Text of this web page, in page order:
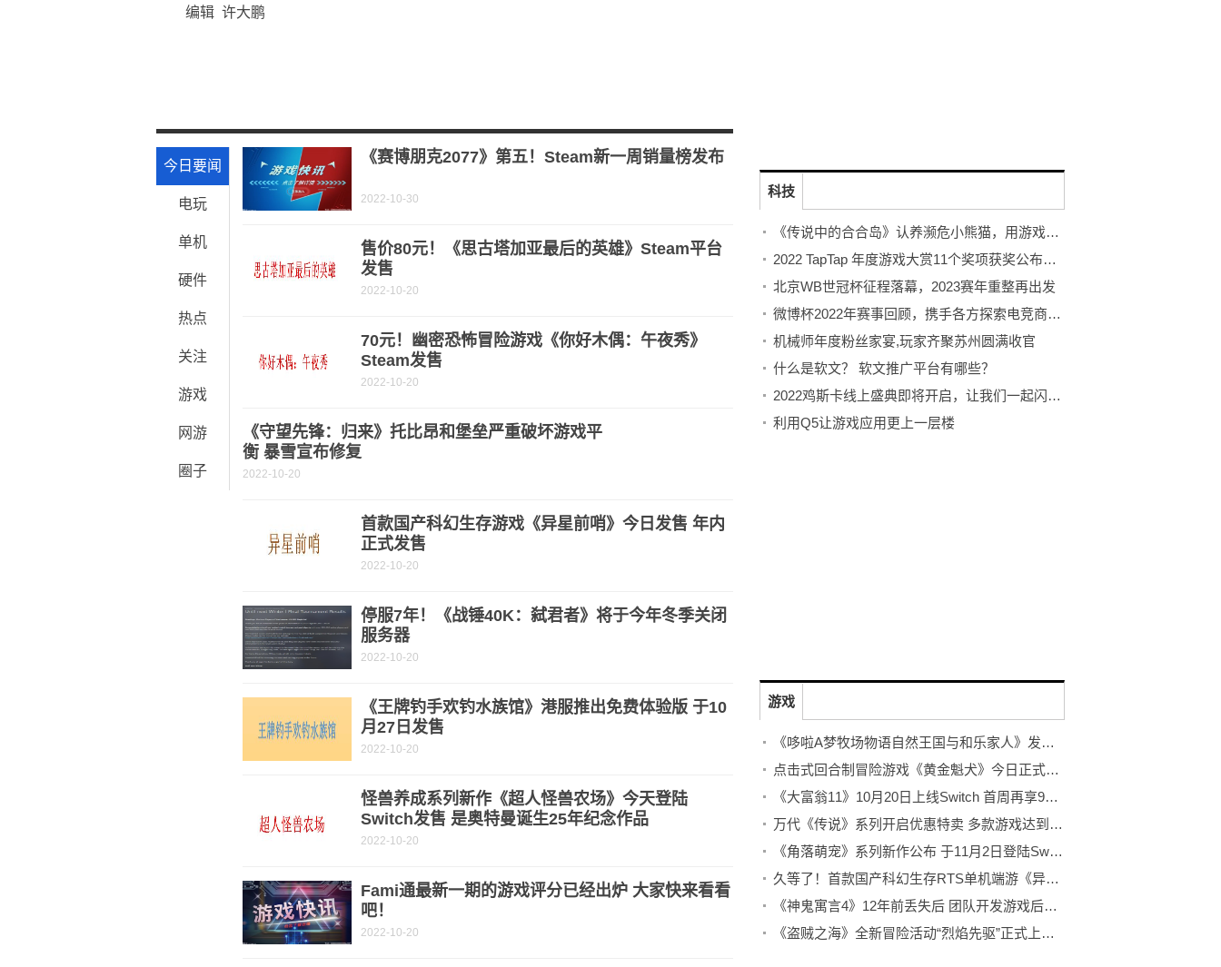
编辑 许大鹏
今日要闻
电玩
单机
硬件
热点
关注
游戏
网游
圈子
《赛博朋克2077》第五！Steam新一周销量榜发布
2022-10-30
售价80元！《思古塔加亚最后的英雄》Steam平台
发售
2022-10-20
70元！幽密恐怖冒险游戏《你好木偶：午夜秀》
Steam发售
2022-10-20
《守望先锋：归来》托比昂和堡垒严重破坏游戏平
衡 暴雪宣布修复
2022-10-20
首款国产科幻生存游戏《异星前哨》今日发售 年内
正式发售
2022-10-20
停服7年！《战锤40K：弑君者》将于今年冬季关闭
服务器
2022-10-20
《王牌钓手欢钓水族馆》港服推出免费体验版 于10
月27日发售
2022-10-20
怪兽养成系列新作《超人怪兽农场》今天登陆
Switch发售 是奥特曼诞生25年纪念作品
2022-10-20
Fami通最新一期的游戏评分已经出炉 大家快来看看
吧！
2022-10-20
科技
《传说中的合合岛》认养濒危小熊猫，用游戏传播公益正能量
2022 TapTap 年度游戏大赏11个奖项获奖公布，有你最喜爱的TA吗
北京WB世冠杯征程落幕，2023赛年重整再出发
微博杯2022年赛事回顾，携手各方探索电竞商业新赛道
机械师年度粉丝家宴,玩家齐聚苏州圆满收官
什么是软文？ 软文推广平台有哪些？
2022鸡斯卡线上盛典即将开启，让我们一起闪耀PUBG！
利用Q5让游戏应用更上一层楼
游戏
《哆啦A梦牧场物语自然王国与和乐家人》发布预告 将于11月2日发售
点击式回合制冒险游戏《黄金魁犬》今日正式发售 特惠89.1元
《大富翁11》10月20日上线Switch 首周再享9折优惠
万代《传说》系列开启优惠特卖 多款游戏达到新史低价格
《角落萌宠》系列新作公布 于11月2日登陆Switch平台
久等了！首款国产科幻生存RTS单机端游《异星前哨》今日发售
《神鬼寓言4》12年前丢失后 团队开发游戏后获得的纪念牌匾
《盗贼之海》全新冒险活动“烈焰先驱”正式上线 大家一起来看看吧！